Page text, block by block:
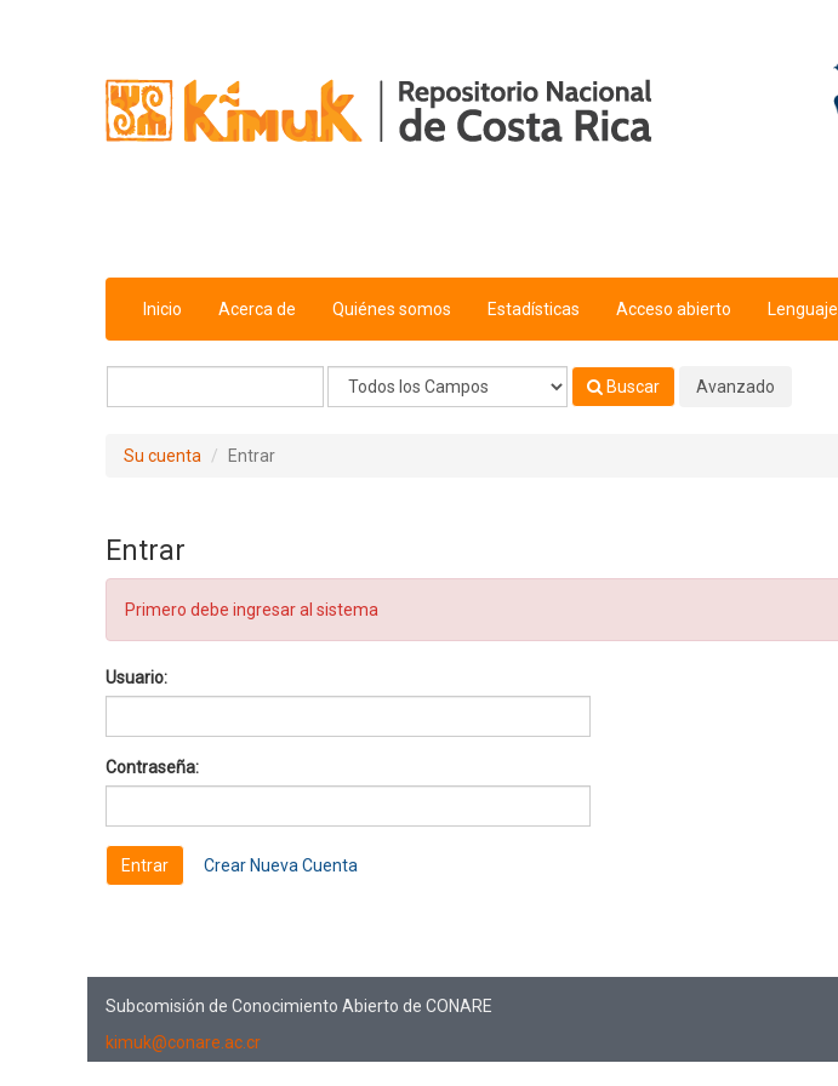
Inicio Acerca de Quiénes somos Estadísticas Acceso abierto Lenguaje
Buscar Avanzado
Su cuenta Entrar
Entrar
Primero debe ingresar al sistema
Usuario:
Contraseña:
Crear Nueva Cuenta
Subcomisión de Conocimiento Abierto de CONARE
kimuk@conare.ac.cr